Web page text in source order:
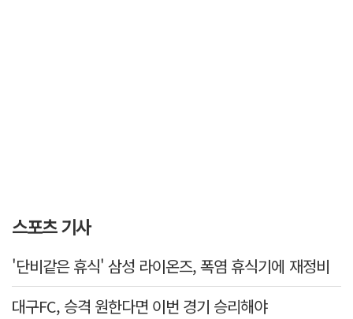
스포츠 기사
'단비같은 휴식' 삼성 라이온즈, 폭염 휴식기에 재정비
대구FC, 승격 원한다면 이번 경기 승리해야